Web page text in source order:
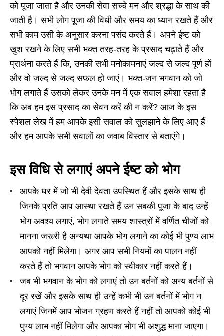
को पूजा जाता है और उनकी सेवा सच्चे मन और श्रद्धा के साथ की
जाती है। सभी लोग पूजा की विधी और समय का ध्यान रखते हैं और
सभी काम उसी के अनुसार करना पसंद करते हैं। अपने ईष्ट को
खुश रखने के लिए सभी भक्त तरह-तरह के प्रसाद चढ़ाते हैं और
प्रार्थना करते हैं कि, उनकी सभी मनोकामनाएं जल्द से जल्द पूर्ण हों
और वो जल्द से जल्द सफल हो जाएं। भक्त-जन भगवान को जो
भोग लगाते हैं उसको लेकर उनके मन में एक सवाल हमेशा रहता है
कि अब हम इस प्रसाद का सेवन करें की न करें? आज के इस
स्पेशल लेख में हम आपके इसी सवाल को सुलझाने के लिए आए हैं
और हम आपके सभी सवालों का जवाब विस्तार से बताएंगे।
इस विधि से लगाएं अपने ईष्ट को भोग
आपके घर में जो भी देवी देवता उपस्थित हैं और इसके साथ ही
जिनके प्रति आप आस्था रखते हैं उन सबकी पूजा के बाद उन्हें
भोग अवश्य लगाएं, भोग लगाते समय शास्त्रों में वर्णित चीजों को
मानना जरूरी है अन्यथा आपके भोग लगाने का कोई भी पुण्य लाभ
आपको नहीं मिलेगा। अगर आप सभी नियमों का पालन नहीं
करते हैं तो भगवान आपके भोग को स्वीकार नहीं करते हैं।
जब भी भगवान के भोग को लगाएं तो उन बर्तनों को अन्य बर्तनों से
दूर रखें और इसके साथ ही उन्हें कभी भी उन बर्तनों में भोग न
लगाएं जिनमें आप भोजन ग्रहण करते हैं नहीं तो आपको कोई भी
पुण्य लाभ नहीं मिलेगा और आपका भोग भी अशुद्ध माना जाएगा।